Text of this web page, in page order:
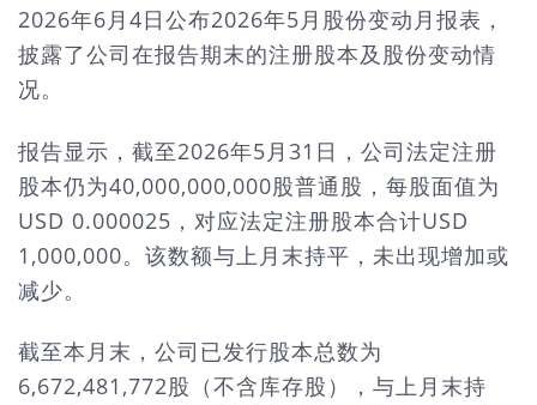
2026年6月4日公布2026年5月股份变动月报表，
披露了公司在报告期末的注册股本及股份变动情
况。
报告显示，截至2026年5月31日，公司法定注册
股本仍为40,000,000,000股普通股，每股面值为
USD 0.000025，对应法定注册股本合计USD
1,000,000。该数额与上月末持平，未出现增加或
减少。
截至本月末，公司已发行股本总数为
6,672,481,772股（不含库存股），与上月末持